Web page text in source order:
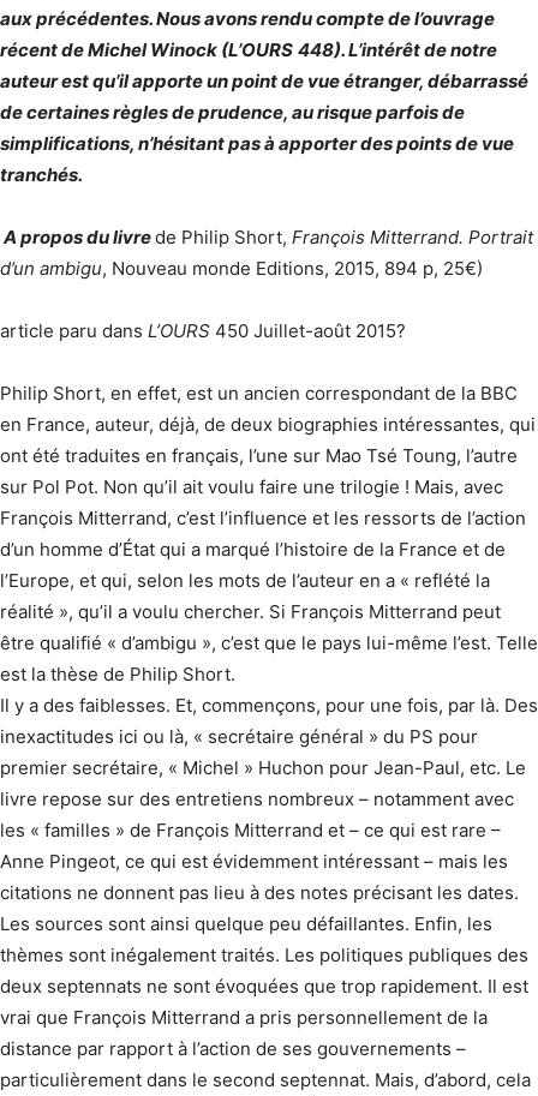
aux précédentes. Nous avons rendu compte de l’ouvrage
récent de Michel Winock (L’OURS 448). L’intérêt de notre
auteur est qu’il apporte un point de vue étranger, débarrassé
de certaines règles de prudence, au risque parfois de
simplifications, n’hésitant pas à apporter des points de vue
tranchés.
A propos du livrede Philip Short, François Mitterrand. Portrait
d’un ambigu, Nouveau monde Editions, 2015, 894 p, 25€)
article paru dans L’OURS 450 Juillet-août 2015?
Philip Short, en effet, est un ancien correspondant de la BBC
en France, auteur, déjà, de deux biographies intéressantes, qui
ont été traduites en français, l’une sur Mao Tsé Toung, l’autre
sur Pol Pot. Non qu’il ait voulu faire une trilogie ! Mais, avec
François Mitterrand, c’est l’influence et les ressorts de l’action
d’un homme d’État qui a marqué l’histoire de la France et de
l’Europe, et qui, selon les mots de l’auteur en a « reflété la
réalité », qu’il a voulu chercher. Si François Mitterrand peut
être qualifié « d’ambigu », c’est que le pays lui-même l’est. Telle
est la thèse de Philip Short.
Il y a des faiblesses. Et, commençons, pour une fois, par là. Des
inexactitudes ici ou là, « secrétaire général » du PS pour
premier secrétaire, « Michel » Huchon pour Jean-Paul, etc. Le
livre repose sur des entretiens nombreux – notamment avec
les « familles » de François Mitterrand et – ce qui est rare –
Anne Pingeot, ce qui est évidemment intéressant – mais les
citations ne donnent pas lieu à des notes précisant les dates.
Les sources sont ainsi quelque peu défaillantes. Enfin, les
thèmes sont inégalement traités. Les politiques publiques des
deux septennats ne sont évoquées que trop rapidement. Il est
vrai que François Mitterrand a pris personnellement de la
distance par rapport à l’action de ses gouvernements –
particulièrement dans le second septennat. Mais, d’abord, cela